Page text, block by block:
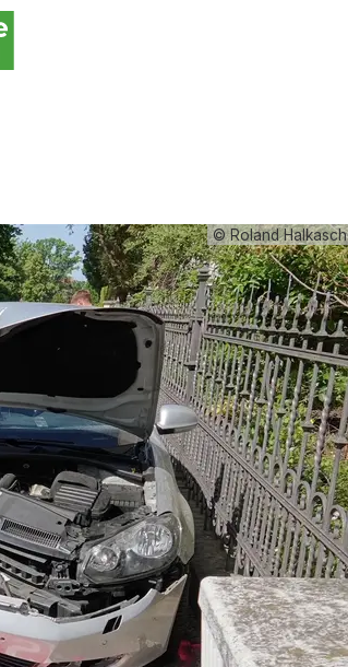
© Roland Halkasch